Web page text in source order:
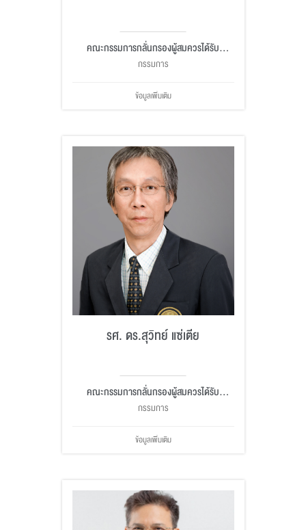
คณะกรรมการกลั่นกรองผู้สมควรได้รับ
ปริญญากิตติมศักดิ์
กรรมการ
ข้อมูลเพิ่มเติม
รศ. ดร.สุวิทย์ แซ่เตีย
คณะกรรมการกลั่นกรองผู้สมควรได้รับ
ปริญญากิตติมศักดิ์
กรรมการ
ข้อมูลเพิ่มเติม